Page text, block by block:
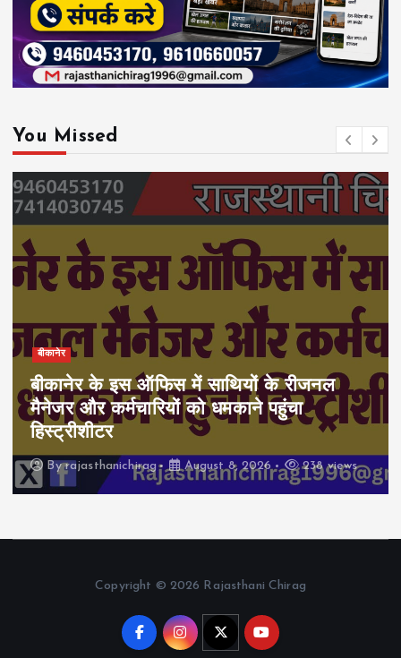
You Missed
बीकानेर
बीकानेर के इस ऑफिस में साथियों के रीजनल
मैनेजर और कर्मचारियों को धमकाने पहुंचा
हिस्ट्रीशीटर
Byrajasthanichirag August 8, 2026 238 views
Copyright © 2026 Rajasthani Chirag